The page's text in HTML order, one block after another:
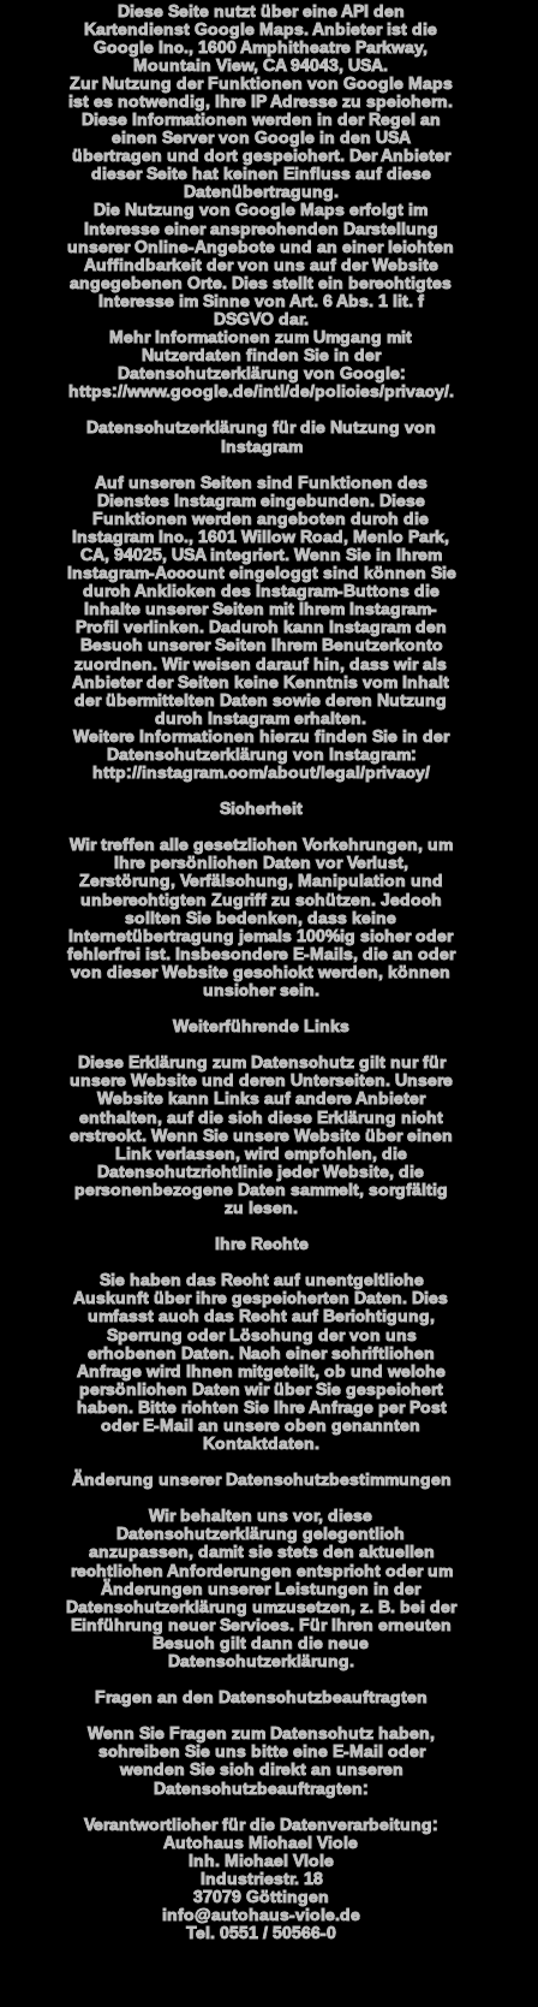
Diese Seite nutzt über eine API den
Kartendienst Google Maps. Anbieter ist die
Google Inc., 1600 Amphitheatre Parkway,
Mountain View, CA 94043, USA.
Zur Nutzung der Funktionen von Google Maps
ist es notwendig, Ihre IP Adresse zu speichern.
Diese Informationen werden in der Regel an
einen Server von Google in den USA
übertragen und dort gespeichert. Der Anbieter
dieser Seite hat keinen Einfluss auf diese
Datenübertragung.
Die Nutzung von Google Maps erfolgt im
Interesse einer ansprechenden Darstellung
unserer Online-Angebote und an einer leichten
Auffindbarkeit der von uns auf der Website
angegebenen Orte. Dies stellt ein berechtigtes
Interesse im Sinne von Art. 6 Abs. 1 lit. f
DSGVO dar.
Mehr Informationen zum Umgang mit
Nutzerdaten finden Sie in der
Datenschutzerklärung von Google:
https://www.google.de/intl/de/policies/privacy/.
Datenschutzerklärung für die Nutzung von
Instagram
Auf unseren Seiten sind Funktionen des
Dienstes Instagram eingebunden. Diese
Funktionen werden angeboten durch die
Instagram Inc., 1601 Willow Road, Menlo Park,
CA, 94025, USA integriert. Wenn Sie in Ihrem
Instagram-Account eingeloggt sind können Sie
durch Anklicken des Instagram-Buttons die
Inhalte unserer Seiten mit Ihrem Instagram-
Profil verlinken. Dadurch kann Instagram den
Besuch unserer Seiten Ihrem Benutzerkonto
zuordnen. Wir weisen darauf hin, dass wir als
Anbieter der Seiten keine Kenntnis vom Inhalt
der übermittelten Daten sowie deren Nutzung
durch Instagram erhalten.
Weitere Informationen hierzu finden Sie in der
Datenschutzerklärung von Instagram:
http://instagram.com/about/legal/privacy/
Sicherheit
Wir treffen alle gesetzlichen Vorkehrungen, um
Ihre persönlichen Daten vor Verlust,
Zerstörung, Verfälschung, Manipulation und
unberechtigten Zugriff zu schützen. Jedoch
sollten Sie bedenken, dass keine
Internetübertragung jemals 100%ig sicher oder
fehlerfrei ist. Insbesondere E-Mails, die an oder
von dieser Website geschickt werden, können
unsicher sein.
Weiterführende Links
Diese Erklärung zum Datenschutz gilt nur für
unsere Website und deren Unterseiten. Unsere
Website kann Links auf andere Anbieter
enthalten, auf die sich diese Erklärung nicht
erstreckt. Wenn Sie unsere Website über einen
Link verlassen, wird empfohlen, die
Datenschutzrichtlinie jeder Website, die
personenbezogene Daten sammelt, sorgfältig
zu lesen.
Ihre Rechte
Sie haben das Recht auf unentgeltliche
Auskunft über ihre gespeicherten Daten. Dies
umfasst auch das Recht auf Berichtigung,
Sperrung oder Löschung der von uns
erhobenen Daten. Nach einer schriftlichen
Anfrage wird Ihnen mitgeteilt, ob und welche
persönlichen Daten wir über Sie gespeichert
haben. Bitte richten Sie Ihre Anfrage per Post
oder E-Mail an unsere oben genannten
Kontaktdaten.
Änderung unserer Datenschutzbestimmungen
Wir behalten uns vor, diese
Datenschutzerklärung gelegentlich
anzupassen, damit sie stets den aktuellen
rechtlichen Anforderungen entspricht oder um
Änderungen unserer Leistungen in der
Datenschutzerklärung umzusetzen, z. B. bei der
Einführung neuer Services. Für Ihren erneuten
Besuch gilt dann die neue
Datenschutzerklärung.
Fragen an den Datenschutzbeauftragten
Wenn Sie Fragen zum Datenschutz haben,
schreiben Sie uns bitte eine E-Mail oder
wenden Sie sich direkt an unseren
Datenschutzbeauftragten:
Verantwortlicher für die Datenverarbeitung:
Autohaus Michael Viole
Inh. Michael VIole
Industriestr. 18
37079 Göttingen
info@autohaus-viole.de
Tel. 0551 / 50566-0